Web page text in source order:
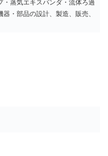
蒸気エキスパンダ・流体ろ過
・部品の設計、製造、販売、